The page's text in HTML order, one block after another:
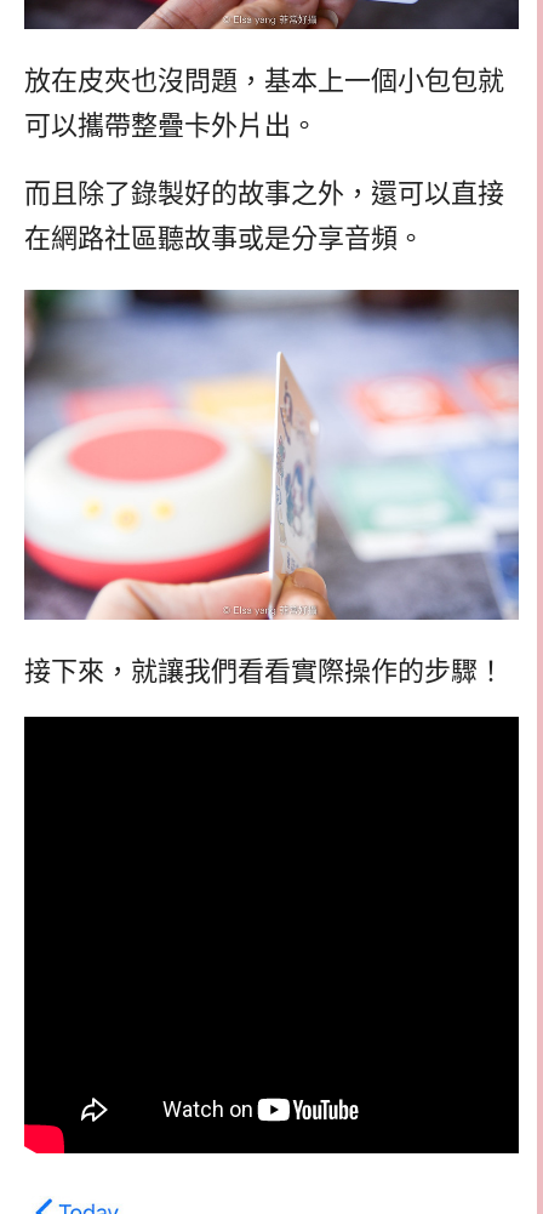
放在皮夾也沒問題，基本上一個小包包就
可以攜帶整疊卡外片出。
而且除了錄製好的故事之外，還可以直接
在網路社區聽故事或是分享音頻。
接下來，就讓我們看看實際操作的步驟！